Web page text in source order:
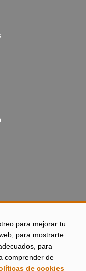
para mejorar tu
para mostrarte
para
comprender de
de cookies